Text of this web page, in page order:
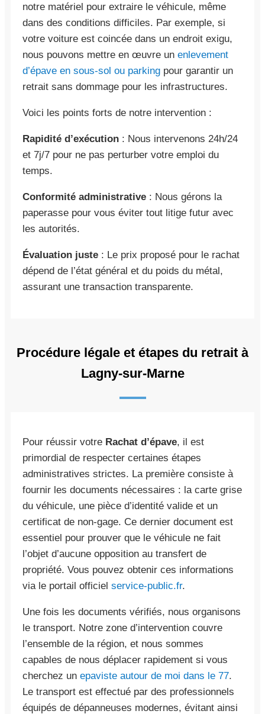
notre matériel pour extraire le véhicule, même
dans des conditions difficiles. Par exemple, si
votre voiture est coincée dans un endroit exigu,
nous pouvons mettre en œuvre un enlevement
d’épave en sous-sol ou parking pour garantir un
retrait sans dommage pour les infrastructures.
Voici les points forts de notre intervention :
Rapidité d’exécution : Nous intervenons 24h/24
et 7j/7 pour ne pas perturber votre emploi du
temps.
Conformité administrative : Nous gérons la
paperasse pour vous éviter tout litige futur avec
les autorités.
Évaluation juste : Le prix proposé pour le rachat
dépend de l’état général et du poids du métal,
assurant une transaction transparente.
Procédure légale et étapes du retrait à
Lagny-sur-Marne
Pour réussir votre Rachat d’épave, il est
primordial de respecter certaines étapes
administratives strictes. La première consiste à
fournir les documents nécessaires : la carte grise
du véhicule, une pièce d’identité valide et un
certificat de non-gage. Ce dernier document est
essentiel pour prouver que le véhicule ne fait
l’objet d’aucune opposition au transfert de
propriété. Vous pouvez obtenir ces informations
via le portail officiel service-public.fr.
Une fois les documents vérifiés, nous organisons
le transport. Notre zone d’intervention couvre
l’ensemble de la région, et nous sommes
capables de nous déplacer rapidement si vous
cherchez un epaviste autour de moi dans le 77.
Le transport est effectué par des professionnels
équipés de dépanneuses modernes, évitant ainsi